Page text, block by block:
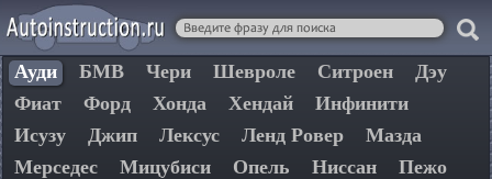
Ауди БМВ Чери Шевроле Ситроен
Дэу
Фиат
Форд Хонда Хендай
Инфинити
Исузу
Джип Лексус Ленд Ровер
Мазда
Мерседес
Мицубиси Опель Ниссан
Пежо